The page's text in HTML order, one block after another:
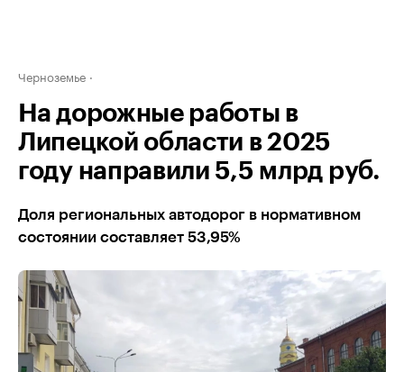
Черноземье
На дорожные работы в
Липецкой области в 2025
году направили 5,5 млрд руб.
Доля региональных автодорог в нормативном
состоянии составляет 53,95%